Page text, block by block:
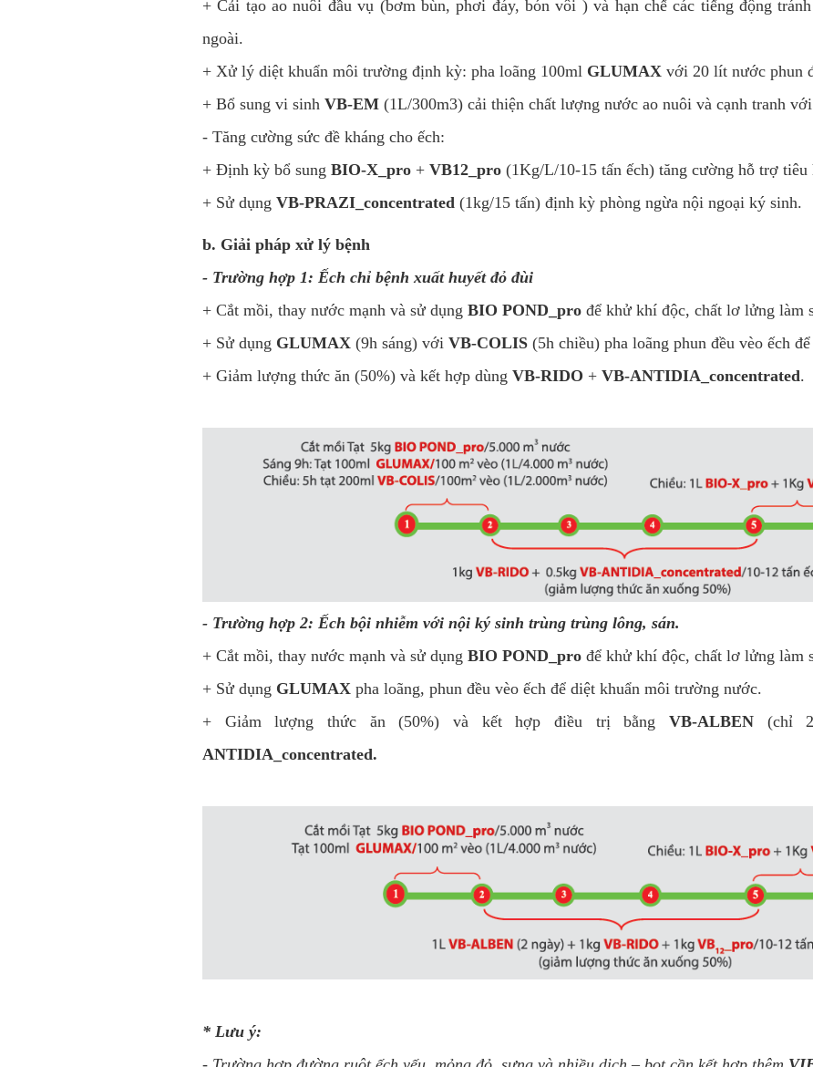
+ Cải tạo ao nuôi đầu vụ (bơm bùn, phơi đáy, bón vôi ) và hạn chế các tiếng động
ngoài.
+ Xử lý diệt khuẩn môi trường định kỳ: pha loãng 100ml GLUMAX với 20 lít nước phun
+ Bổ sung vi sinh VB-EM (1L/300m3) cải thiện chất lượng nước ao nuôi và cạnh tranh
- Tăng cường sức đề kháng cho ếch:
+ Định kỳ bổ sung BIO-X_pro + VB12_pro (1Kg/L/10-15 tấn ếch) tăng cường hỗ trợ tiêu
+ Sử dụng VB-PRAZI_concentrated (1kg/15 tấn) định kỳ phòng ngừa nội ngoại ký sinh.
b. Giải pháp xử lý bệnh
- Trường hợp 1: Ếch chỉ bệnh xuất huyết đỏ đùi
+ Cắt mồi, thay nước mạnh và sử dụng BIO POND_pro để khử khí độc, chất lơ lửng làm
+ Sử dụng GLUMAX (9h sáng) với VB-COLIS (5h chiều) pha loãng phun đều vèo ếch
+ Giảm lượng thức ăn (50%) và kết hợp dùng VB-RIDO + VB-ANTIDIA_concentrated.
- Trường hợp 2: Ếch bội nhiễm với nội ký sinh trùng trùng lông, sán.
+ Cắt mồi, thay nước mạnh và sử dụng BIO POND_pro để khử khí độc, chất lơ lửng làm
+ Sử dụng GLUMAX pha loãng, phun đều vèo ếch để diệt khuẩn môi trường nước.
+ Giảm lượng thức ăn (50%) và kết hợp điều trị bằng VB-ALBEN (chỉ
ANTIDIA_concentrated.
* Lưu ý: